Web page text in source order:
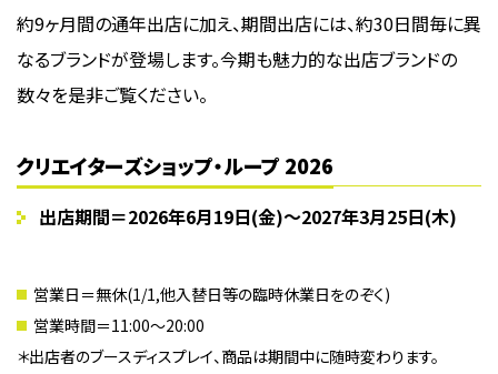
約9ヶ月間の通年出店に加え、期間出店には、約30日間毎に異
なるブランドが登場します。今期も魅力的な出店ブランドの
数々を是非ご覧ください。
クリエイターズショップ・ループ 2026
出店期間＝2026年6月19日(金)〜2027年3月25日(木)
営業日＝無休(1/1,他入替日等の臨時休業日をのぞく)
営業時間＝11:00〜20:00
＊出店者のブースディスプレイ、商品は期間中に随時変わります。